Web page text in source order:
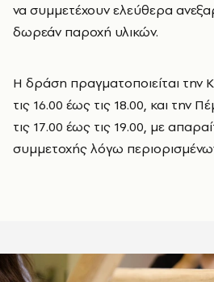
να συμμετέχουν ελεύθερα
δωρεάν παροχή υλικών.
Η δράση πραγματοποιείται την
τις 16.00 έως τις 18.00, και την
τις 17.00 έως τις 19.00, με
συμμετοχής λόγω